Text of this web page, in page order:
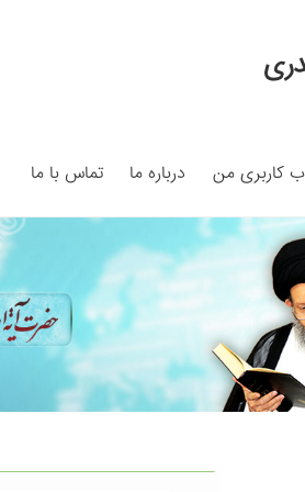
کاربری من درباره ما تماس با ما
My
Search Results
Shop برگه نمونه
سبد خرید قوانین و مقررات